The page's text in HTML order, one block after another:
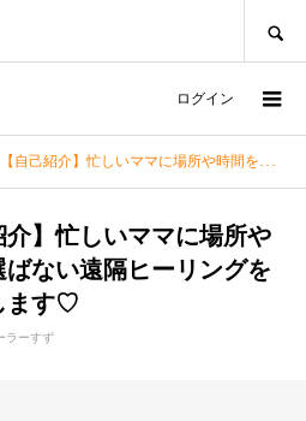
ログイン
【自己紹介】忙しいママに場所や時間を選ばない遠隔ヒーリングをご提供します♡
介】忙しいママに場所や
ばない遠隔ヒーリングを
ます♡
ラーすず